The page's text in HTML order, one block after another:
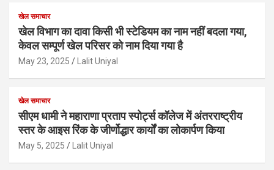
खेल समाचार
खेल विभाग का दावा किसी भी स्टेडियम का नाम नहीं बदला गया,
केवल सम्पूर्ण खेल परिसर को नाम दिया गया है
May 23, 2025 Lalit Uniyal
खेल समाचार
सीएम धामी ने महाराणा प्रताप स्पोर्ट्स कॉलेज में अंतरराष्ट्रीय
स्तर के आइस रिंक के जीर्णोद्धार कार्यों का लोकार्पण किया
May 5, 2025 Lalit Uniyal